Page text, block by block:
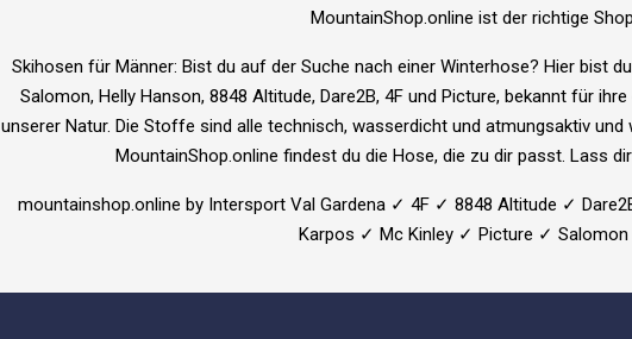
MountainShop.online ist der richtige
Skihosen für Männer: Bist du auf der Suche nach einer Winterhose? Hier bist
Salomon, Helly Hanson, 8848 Altitude, Dare2B, 4F und Picture, bekannt für
unserer Natur. Die Stoffe sind alle technisch, wasserdicht und atmungsaktiv
MountainShop.online findest du die Hose, die zu dir passt. Lass
mountainshop.online by Intersport Val Gardena ✓ 4F ✓ 8848 Altitude ✓
Karpos ✓ Mc Kinley ✓ Picture ✓